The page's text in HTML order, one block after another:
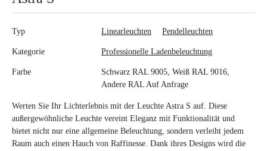
Typ Linearleuchten Pendelleuchten
Kategorie Professionelle Ladenbeleuchtung
Farbe
Schwarz RAL 9005, Weiß RAL 9016,
Andere RAL Auf Anfrage
Werten Sie Ihr Lichterlebnis mit der Leuchte Astra S auf. Diese
außergewöhnliche Leuchte vereint Eleganz mit Funktionalität und
bietet nicht nur eine allgemeine Beleuchtung, sondern verleiht jedem
Raum auch einen Hauch von Raffinesse. Dank ihres Designs wird die